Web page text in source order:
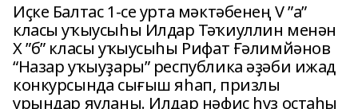
Иҫке Балтас 1-се урта мәктәбенең V ”а”
класы уҡыусыһы Илдар Тәҡиуллин менән
X ”б” класы уҡыусыһы Рифат Ғәлимйәнов
“Назар уҡыуҙары” республика әҙәби ижад
конкурсында сығыш яһап, призлы
урындар яуланы. Илдар нәфис һүҙ оҫтаһы